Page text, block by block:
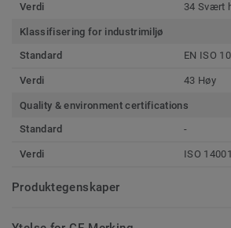
Verdi 34 Svært
Klassifisering for industrimiljø
Standard
EN ISO
Verdi 43 Høy
Quality & environment certifications
Standard
-
Verdi ISO 14001
Produktegenskaper